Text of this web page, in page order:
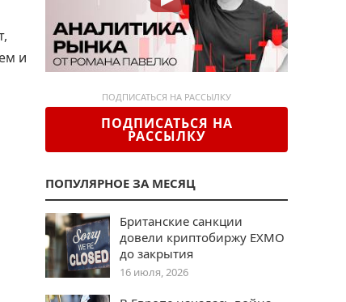
и
ПОДПИСАТЬСЯ НА РАССЫЛКУ
ПОДПИСАТЬСЯ НА
РАССЫЛКУ
ПОПУЛЯРНОЕ ЗА МЕСЯЦ
Британские санкции
довели криптобиржу EXMO
до закрытия
16 июля, 2026